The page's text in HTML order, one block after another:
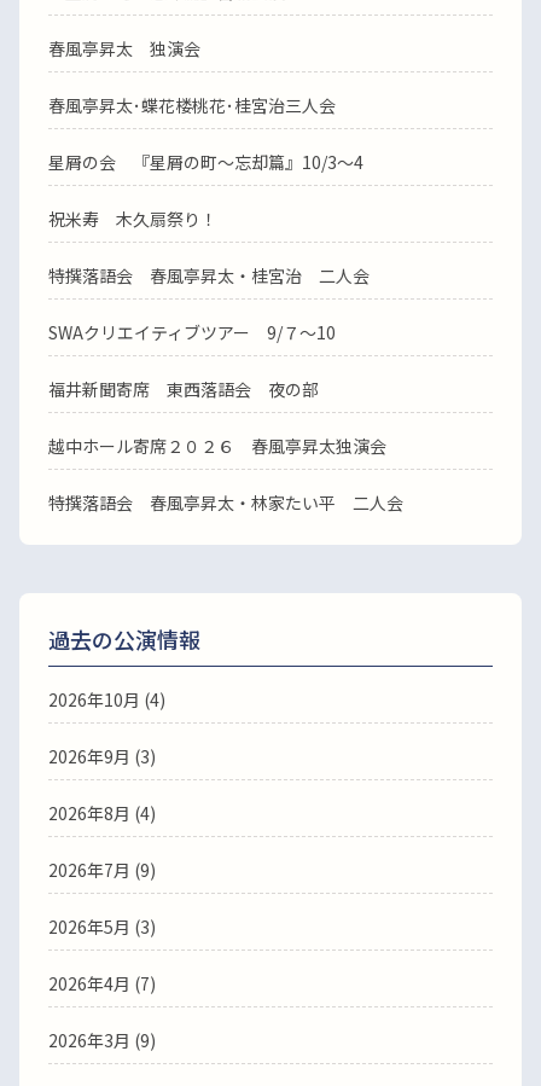
春風亭昇太 独演会
春風亭昇太･蝶花楼桃花･桂宮治三人会
星屑の会 『星屑の町～忘却篇』10/3～4
祝米寿 木久扇祭り！
特撰落語会 春風亭昇太・桂宮治 二人会
SWAクリエイティブツアー 9/７～10
福井新聞寄席 東西落語会 夜の部
越中ホール寄席２０２６ 春風亭昇太独演会
特撰落語会 春風亭昇太・林家たい平 二人会
過去の公演情報
2026年10月 (4)
2026年9月 (3)
2026年8月 (4)
2026年7月 (9)
2026年5月 (3)
2026年4月 (7)
2026年3月 (9)